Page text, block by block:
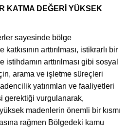
KATMA DEĞERİ YÜKSEK
sayesinde bölge
arttırılması, istikrarlı bir
arttırılması gibi sosyal
arama ve işletme süreçleri
yatırımları ve faaliyetleri
gerektiği vurgulanarak,
madenlerin önemli bir kısmı
rağmen Bölgedeki kamu